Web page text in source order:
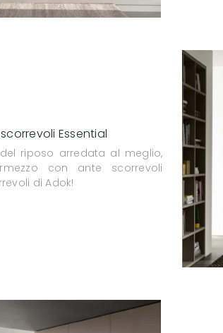
Essential
riposo arredata al meglio,
con ante scorrevoli
di Adok!